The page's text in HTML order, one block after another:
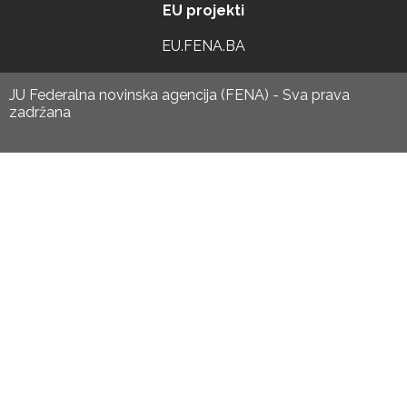
EU projekti
EU.FENA.BA
JU Federalna novinska agencija (FENA) - Sva prava
zadržana